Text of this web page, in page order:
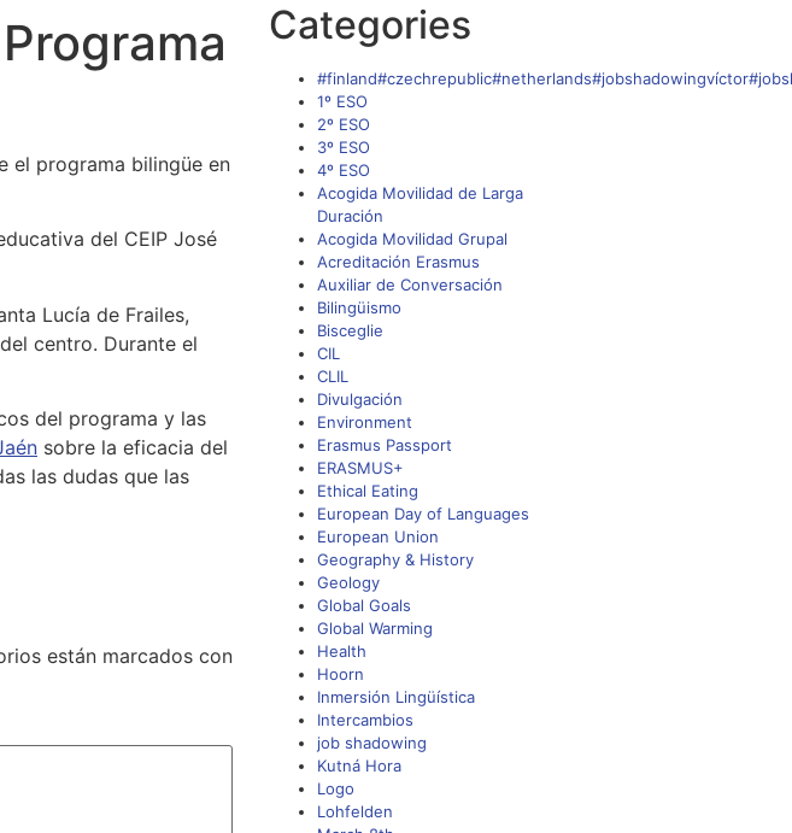
el programa bilingüe en
del CEIP José
Lucía de Frailes,
centro. Durante el
del programa y las
sobre la eficacia del
las dudas que las
están marcados con
Categories
1º ESO
2º ESO
3º ESO
4º ESO
Acogida Movilidad de Larga
Duración
Acogida Movilidad Grupal
Acreditación Erasmus
Auxiliar de Conversación
Bilingüismo
Bisceglie
CIL
CLIL
Divulgación
Environment
Erasmus Passport
ERASMUS+
Ethical Eating
European Day of Languages
European Union
Geography & History
Geology
Global Goals
Global Warming
Health
Hoorn
Inmersión Lingüística
Intercambios
job shadowing
Kutná Hora
Logo
Lohfelden